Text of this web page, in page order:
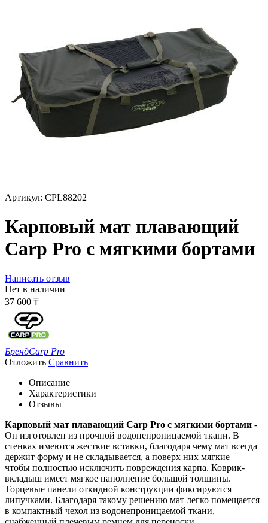
Артикул: CPL88202
Карповый мат плавающий
Carp Pro с мягкими бортами
Написать отзыв
Нет в наличии
37 600 ₸
БрендCarp Pro
Отложить Сравнить
Описание
Характеристики
Отзывы
Карповый мат плавающий Carp Pro с мягкими бортами -
Он изготовлен из прочной водонепроницаемой ткани. В
стенках имеются жесткие вставки, благодаря чему мат всегда
держит форму и не складывается, а поверх них мягкие –
чтобы полностью исключить повреждения карпа. Коврик-
вкладыш имеет мягкое наполнение большой толщины.
Торцевые панели откидной конструкции фиксируются
липучками. Благодаря такому решению мат легко помещается
в компактный чехол из водонепроницаемой ткани,